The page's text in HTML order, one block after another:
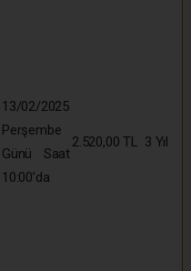
13/02/2025
Perşembe
Günü Saat
10:00’da
2.520,00 TL 3 Yıl